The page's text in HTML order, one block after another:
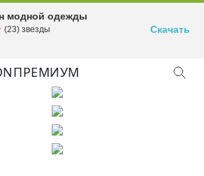
ПРЕМИУМ
модной одежды
(23) звезды
Скачать